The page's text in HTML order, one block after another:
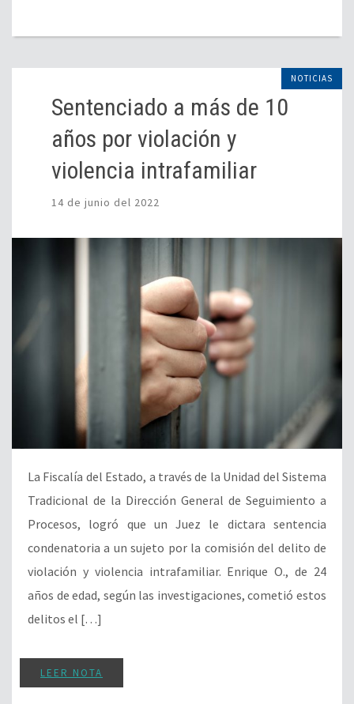
NOTICIAS
Sentenciado a más de 10
años por violación y
violencia intrafamiliar
14 de junio del 2022
La Fiscalía del Estado, a través de la Unidad del Sistema
Tradicional de la Dirección General de Seguimiento a
Procesos, logró que un Juez le dictara sentencia
condenatoria a un sujeto por la comisión del delito de
violación y violencia intrafamiliar. Enrique O., de 24
años de edad, según las investigaciones, cometió estos
delitos el […]
LEER NOTA